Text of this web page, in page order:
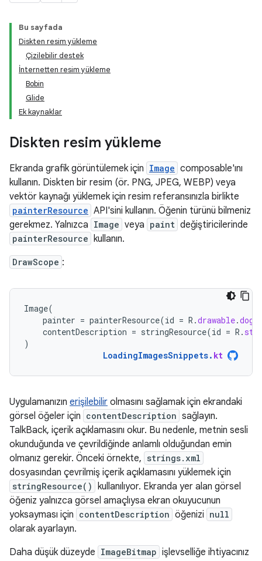
Bu sayfada
Diskten resim yükleme
Çizilebilir destek
İnternetten resim yükleme
Bobin
Glide
Ek kaynaklar
Diskten resim yükleme
Ekranda grafik görüntülemek için Image composable'ını
kullanın. Diskten bir resim (ör. PNG, JPEG, WEBP) veya
vektör kaynağı yüklemek için resim referansınızla birlikte
painterResource API'sini kullanın. Öğenin türünü bilmeniz
gerekmez. Yalnızca Image veya paint değiştiricilerinde
painterResource kullanın.
DrawScope :
Image(
painter = painterResource(id = R .drawable.dog
contentDescription = stringResource(id = R .
)
LoadingImagesSnippets. kt
Uygulamanızın erişilebilir olmasını sağlamak için ekrandaki
görsel öğeler için contentDescription sağlayın.
TalkBack, içerik açıklamasını okur. Bu nedenle, metnin sesli
okunduğunda ve çevrildiğinde anlamlı olduğundan emin
olmanız gerekir. Önceki örnekte, strings.xml
dosyasından çevrilmiş içerik açıklamasını yüklemek için
stringResource() kullanılıyor. Ekranda yer alan görsel
öğeniz yalnızca görsel amaçlıysa ekran okuyucunun
yoksayması için contentDescription öğenizi null
olarak ayarlayın.
Daha düşük düzeyde ImageBitmap işlevselliğe ihtiyacınız